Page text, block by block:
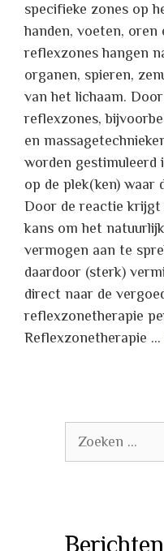
specifieke zones op
handen, voeten, oren
reflexzones hangen
organen, spieren,
van het lichaam.
reflexzones,
en
worden gestimuleerd
op de plek(ken) waar
Door de reactie krijgt
kans om het
vermogen aan te
daardoor (sterk)
direct naar de
reflexzonetherapie
Reflexzonetherapie …
naar: